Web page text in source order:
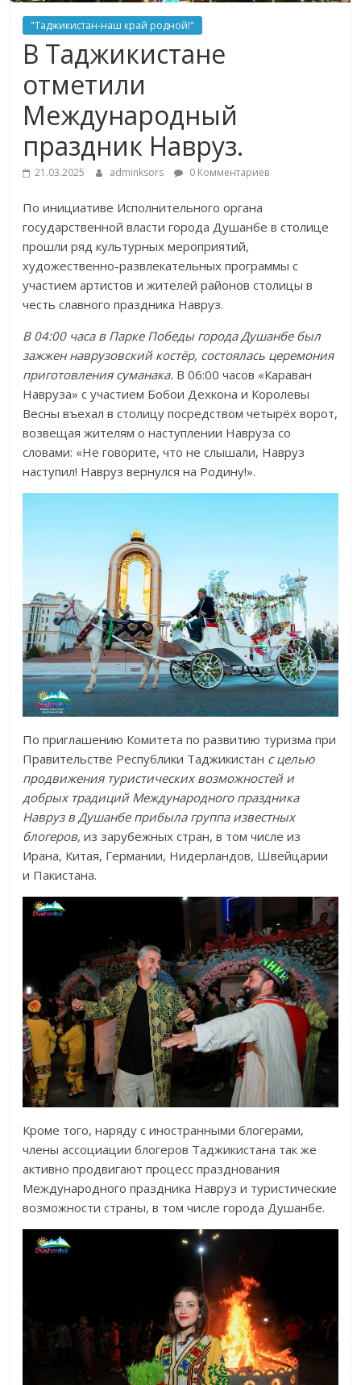
"Таджикистан-наш край родной!"
В Таджикистане
отметили
Международный
праздник Навруз.
21.03.2025 adminksors 0 Комментариев
По инициативе Исполнительного органа
государственной власти города Душанбе в столице
прошли ряд культурных мероприятий,
художественно-развлекательных программы с
участием артистов и жителей районов столицы в
честь славного праздника Навруз.
В 04:00 часа в Парке Победы города Душанбе был
зажжен наврузовский костёр, состоялась церемония
приготовления суманака. В 06:00 часов «Караван
Навруза» с участием Бобои Дехкона и Королевы
Весны въехал в столицу посредством четырёх ворот,
возвещая жителям о наступлении Навруза со
словами: «Не говорите, что не слышали, Навруз
наступил! Навруз вернулся на Родину!».
По приглашению Комитета по развитию туризма при
Правительстве Республики Таджикистан с целью
продвижения туристических возможностей и
добрых традиций Международного праздника
Навруз в Душанбе прибыла группа известных
блогеров, из зарубежных стран, в том числе из
Ирана, Китая, Германии, Нидерландов, Швейцарии
и Пакистана.
Кроме того, наряду с иностранными блогерами,
члены ассоциации блогеров Таджикистана так же
активно продвигают процесс празднования
Международного праздника Навруз и туристические
возможности страны, в том числе города Душанбе.